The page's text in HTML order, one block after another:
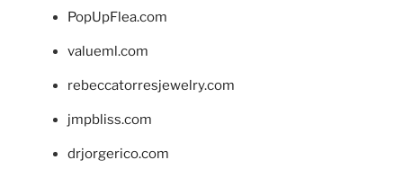
PopUpFlea.com
valueml.com
rebeccatorresjewelry.com
jmpbliss.com
drjorgerico.com